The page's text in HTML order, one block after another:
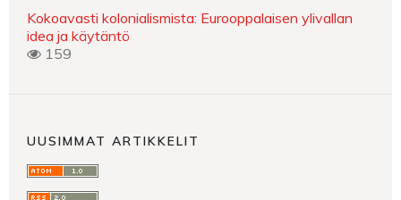
Kokoavasti kolonialismista: Eurooppalaisen ylivallan
idea ja käytäntö
159
UUSIMMAT ARTIKKELIT